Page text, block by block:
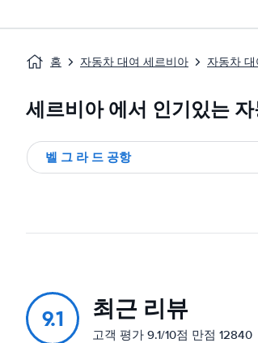
홈 자동차 대여 세르비아 자동차
세르비아 에서 인기있는 자
벨 그 라 드 공항
9.1 최근 리뷰
고객 평가 9.1/10점 만점 12840